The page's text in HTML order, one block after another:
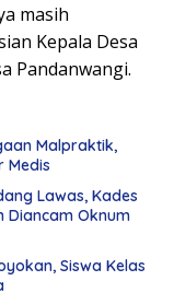
masih
Kepala Desa
Pandanwangi.
Malpraktik,
Medis
Lawas, Kades
Diancam Oknum
Siswa Kelas